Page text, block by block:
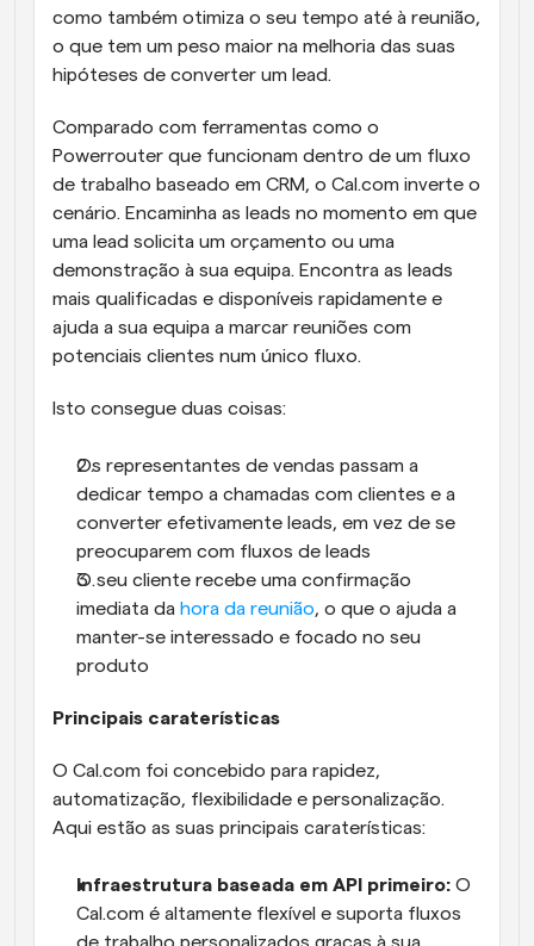
como também otimiza o seu tempo até à reunião,
o que tem um peso maior na melhoria das suas
hipóteses de converter um lead.
Comparado com ferramentas como o
Powerrouter que funcionam dentro de um fluxo
de trabalho baseado em CRM, o Cal.com inverte o
cenário. Encaminha as leads no momento em que
uma lead solicita um orçamento ou uma
demonstração à sua equipa. Encontra as leads
mais qualificadas e disponíveis rapidamente e
ajuda a sua equipa a marcar reuniões com
potenciais clientes num único fluxo.
Isto consegue duas coisas:
Os representantes de vendas passam a
dedicar tempo a chamadas com clientes e a
converter efetivamente leads, em vez de se
preocuparem com fluxos de leads
O seu cliente recebe uma confirmação
imediata da hora da reunião, o que o ajuda a
manter-se interessado e focado no seu
produto
Principais caraterísticas
O Cal.com foi concebido para rapidez,
automatização, flexibilidade e personalização.
Aqui estão as suas principais caraterísticas:
Infraestrutura baseada em API primeiro: O
Cal.com é altamente flexível e suporta fluxos